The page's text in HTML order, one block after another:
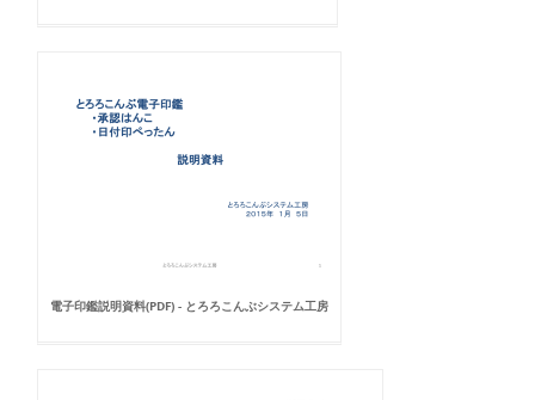
電子印鑑説明資料(PDF) - とろろこんぶシステム工房